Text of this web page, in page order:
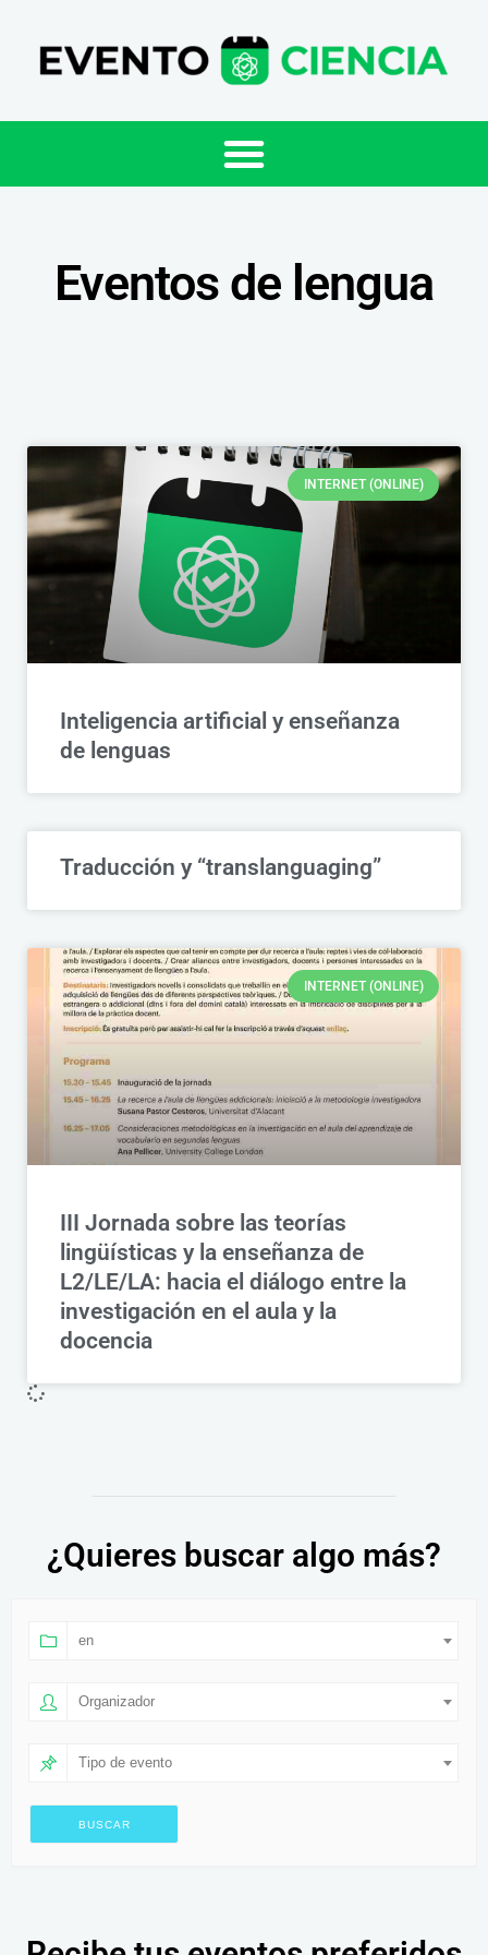
Eventos de lengua
INTERNET (ONLINE)
Inteligencia artificial y enseñanza
de lenguas
Traducción y “translanguaging”
INTERNET (ONLINE)
III Jornada sobre las teorías
lingüísticas y la enseñanza de
L2/LE/LA: hacia el diálogo entre la
investigación en el aula y la
docencia
¿Quieres buscar algo más?
en
Organizador
Tipo de evento